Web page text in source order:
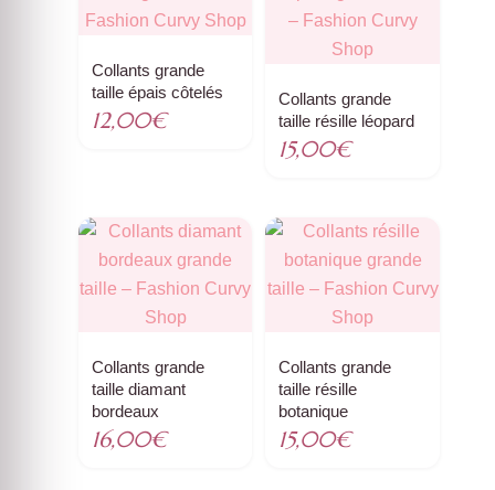
Collants grande
taille épais côtelés
12,00€
Collants grande
taille résille léopard
15,00€
Collants grande
taille diamant
bordeaux
16,00€
Collants grande
taille résille
botanique
15,00€